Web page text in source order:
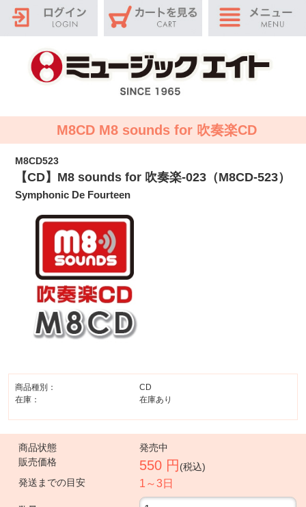
M8CD M8 sounds for 吹奏楽CD
M8CD523
【CD】M8 sounds for 吹奏楽-023（M8CD-523）
Symphonic De Fourteen
商品種別：
CD
在庫：
在庫あり
商品状態
発売中
販売価格
550 円 (税込)
発送までの目安
1～3日